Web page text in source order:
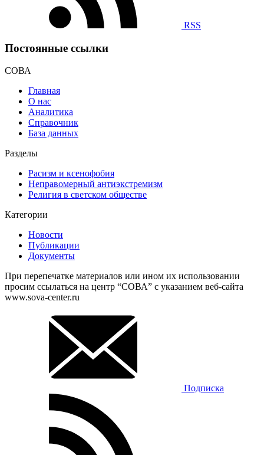
RSS
Постоянные ссылки
СОВА
Главная
О нас
Аналитика
Справочник
База данных
Разделы
Расизм и ксенофобия
Неправомерный антиэкстремизм
Религия в светском обществе
Категории
Новости
Публикации
Документы
При перепечатке материалов или ином их использовании
просим ссылаться на центр “СОВА” с указанием веб-сайта
www.sova-center.ru
Подписка